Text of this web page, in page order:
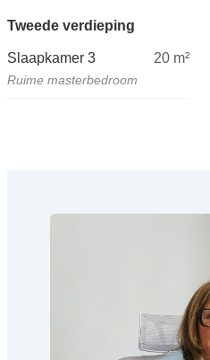
Tweede verdieping
Slaapkamer 3 20 m²
Ruime masterbedroom